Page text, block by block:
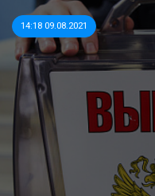
14:18 09.08.2021